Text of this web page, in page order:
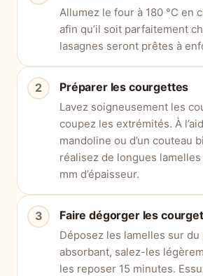
Allumez le four à 180 °C en
afin qu’il soit parfaitement
lasagnes seront prêtes à
Préparer les courgettes
Lavez soigneusement les
coupez les extrémités. À
mandoline ou d’un couteau
réalisez de longues lamelles
mm d’épaisseur.
Faire dégorger les
Déposez les lamelles sur du
absorbant, salez-les
les reposer 15 minutes.